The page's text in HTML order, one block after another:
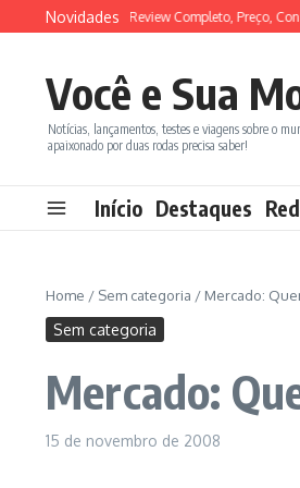
Ir para o conteúdo
Novidades
ADX 150 2026: Review Completo, Preço,
Você e Sua
Notícias, lançamentos, testes e viagens sobre o
apaixonado por duas rodas precisa saber!
Início Destaques
Home / Sem categoria / Mercado:
Sem categoria
Mercado:
15 de novembro de 2008